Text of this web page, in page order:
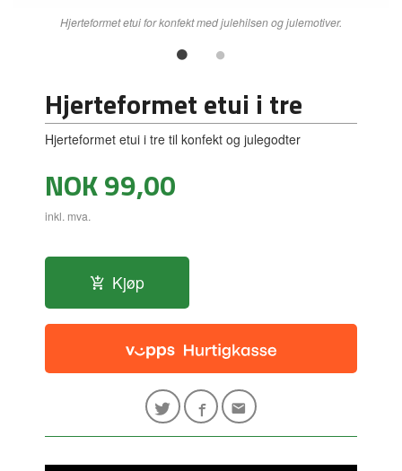
Hjerteformet etui for konfekt med julehilsen og julemotiver.
Hjerteformet etui i tre
Hjerteformet etui i tre til konfekt og julegodter
Pris
NOK99,00
inkl. mva.
Kjøp